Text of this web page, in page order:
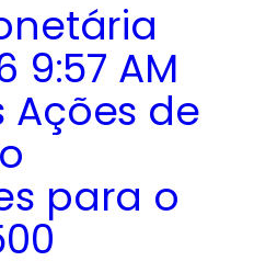
9:57 AM
Ações de
para o